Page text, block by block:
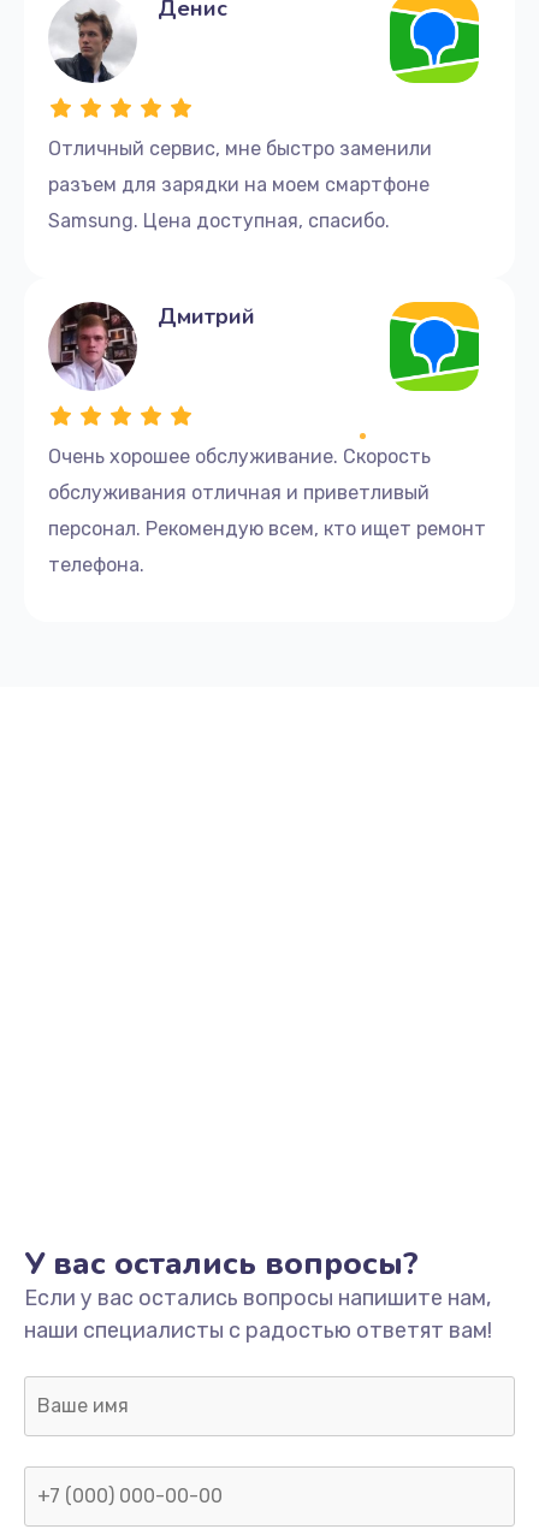
Отличный сервис, мне быстро заменили
разъем для зарядки на моем смартфоне
Samsung. Цена доступная, спасибо.
Денис
Очень хорошее обслуживание. Скорость
обслуживания отличная и приветливый
персонал. Рекомендую всем, кто ищет ремонт
телефона.
Дмитрий
У вас остались вопросы?
Если у вас остались вопросы напишите нам,
наши специалисты с радостью ответят вам!